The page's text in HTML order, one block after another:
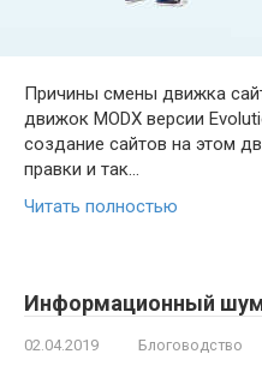
Причины смены движка
движок MODX версии
создание сайтов на этом
правки и так…
Читать полностью
Информационный шум
02.04.2019 Блоговодство